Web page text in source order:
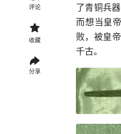
评论
收藏
分享
了青铜兵
而想当皇
败，被皇
千古。